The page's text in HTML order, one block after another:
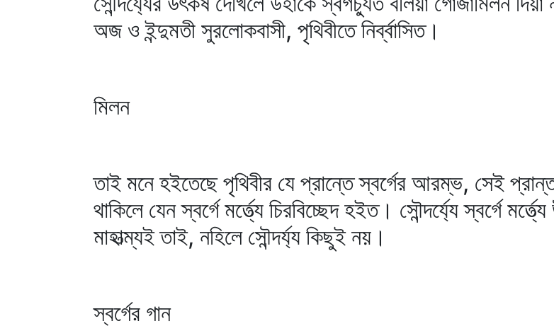
অজ ও ইন্দুমতী সুরলোকবাসী, পৃথিবীতে নির্ব্বাসিত।
মিলন
তাই মনে হইতেছে পৃথিবীর যে প্রান্তে স্বর্গের আরম্ভ, সেই
থাকিলে যেন স্বর্গে মর্ত্ত্যে চিরবিচ্ছেদ হইত। সৌন্দর্য্যে স্বর্গে
মাহাত্ম্যই তাই, নহিলে সৌন্দর্য্য কিছুই নয়।
স্বর্গের গান